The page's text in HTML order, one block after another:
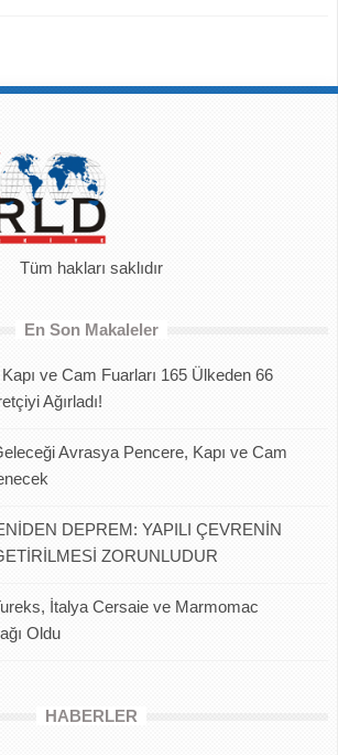
Tüm hakları saklıdır
En Son Makaleler
ve Cam Fuarları 165 Ülkeden 66
Ağırladı!
Avrasya Pencere, Kapı ve Cam
DEPREM: YAPILI ÇEVRENİN
ZORUNLUDUR
İtalya Cersaie ve Marmomac
Oldu
HABERLER